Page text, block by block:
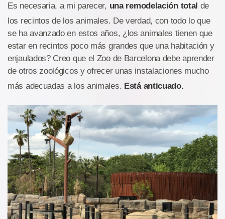
Es necesaria, a mi parecer, una remodelación total de
los recintos de los animales. De verdad, con todo lo que
se ha avanzado en estos años, ¿los animales tienen que
estar en recintos poco más grandes que una habitación y
enjaulados? Creo que el Zoo de Barcelona debe aprender
de otros zoológicos y ofrecer unas instalaciones mucho
más adecuadas a los animales. Está anticuado.